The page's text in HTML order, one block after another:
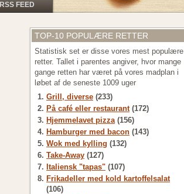
TOP-10 POPULÆRE RETTER
Statistisk set er disse vores mest populære
retter. Tallet i parentes angiver, hvor mange
gange retten har været på vores madplan i
løbet af de seneste 1009 uger
Grill, diverse (233)
På café eller restaurant(172)
Hjemmelavet pizza(156)
Hamburger med bacon (143)
Wok med kylling (132)
Take-Away (127)
Italiensk "tapas" (107)
Frikadeller med kold kartoffelsalat
(106)
RSS FEED